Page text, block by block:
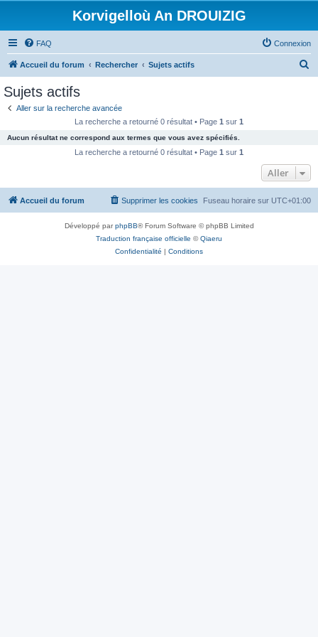
Korvigelloù An DROUIZIG
FAQ Connexion
Accueil du forum Rechercher Sujets actifs
c
e
Sujets actifs
Aller sur la recherche avancée
La recherche a retourné 0 résultat • Page 1 sur 1
Aucun résultat ne correspond aux termes que vous avez spécifiés.
La recherche a retourné 0 résultat • Page 1 sur 1
Aller
Accueil du forum Fuseau horaire sur UTC+01:00
Supprimer les cookies
Développé parphpBB® Forum Software © phpBB Limited
Traduction française officielle ©Qiaeru
Confidentialité | Conditions